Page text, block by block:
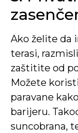
Ako želite da
terasi,
zaštitite od
Možete
paravane
barijeru.
suncobrana,